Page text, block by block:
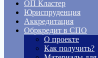
ОП Кластер
Юриспруденция
Аккредитация
Обркредит в СПО
О проекте
Как получить?